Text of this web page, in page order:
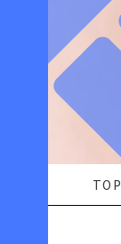
TOP